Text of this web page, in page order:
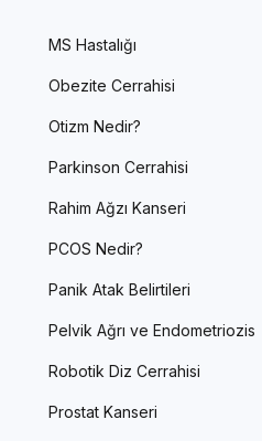
MS Hastalığı
Obezite Cerrahisi
Otizm Nedir?
Parkinson Cerrahisi
Rahim Ağzı Kanseri
PCOS Nedir?
Panik Atak Belirtileri
Pelvik Ağrı ve Endometriozis
Robotik Diz Cerrahisi
Prostat Kanseri